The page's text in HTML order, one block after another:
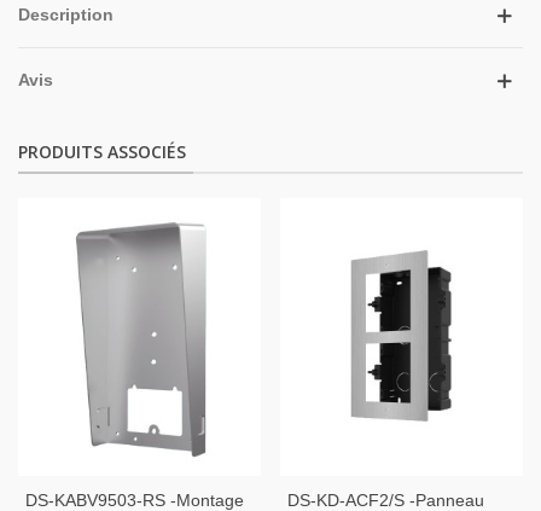
Description
Avis
PRODUITS ASSOCIÉS
DS-KABV9503-RS -Montage
DS-KD-ACF2/S -Panneau